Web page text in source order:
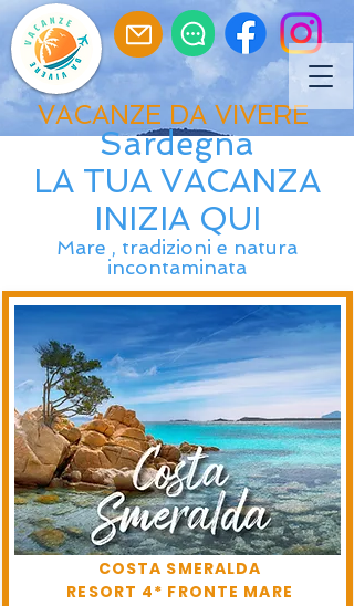
VACANZE DA VIVERE
Sardegna
LA TUA VACANZA
INIZIA QUI
Mare , tradizioni e natura
incontaminata
COSTA SMERALDA
RESORT 4* FRONTE MARE